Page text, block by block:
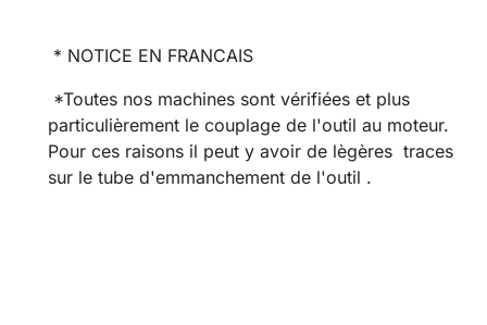
* NOTICE EN FRANCAIS
*Toutes nos machines sont vérifiées et plus
particulièrement le couplage de l'outil au moteur.
Pour ces raisons il peut y avoir de lègères traces
sur le tube d'emmanchement de l'outil .